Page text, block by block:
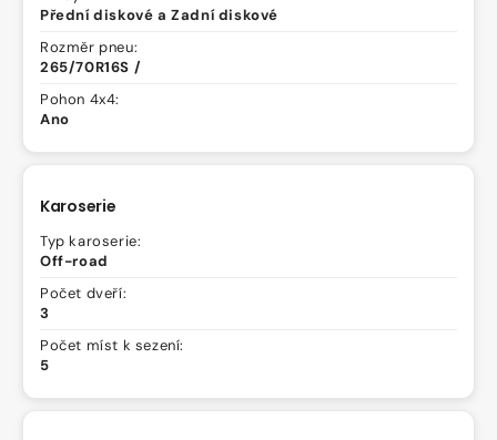
Přední diskové a Zadní diskové
Rozměr pneu:
265/70R16S /
Pohon 4x4:
Ano
Karoserie
Typ karoserie:
Off-road
Počet dveří:
3
Počet míst k sezení:
5